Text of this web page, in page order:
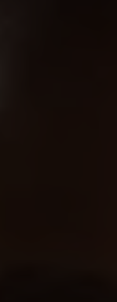
of